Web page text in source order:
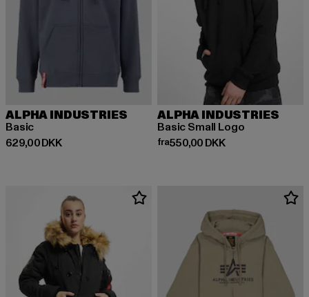
ALPHA INDUSTRIES
Basic
629,00 DKK
Nuværende pris: 629,00 DKK
ALPHA INDUSTRIES
Basic Small Logo
fra550,00 DKK
Nuværende pris: Fra 550,00